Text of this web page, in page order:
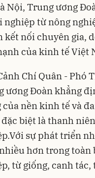
Nội, Trung ương
nghiệp từ nông
kết nối chuyên gia,
của kinh tế Việt
Chí Quân - Phó
ương Đoàn khẳng
của nền kinh tế và
biệt là thanh
sự phát triển
hơn trong toàn
từ giống, canh